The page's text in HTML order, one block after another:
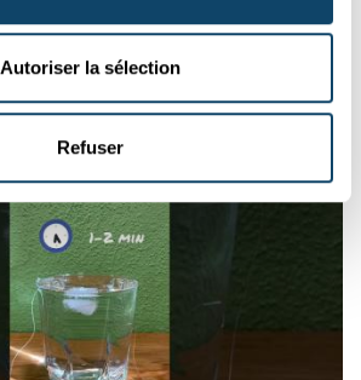
Autoriser la sélection
Refuser